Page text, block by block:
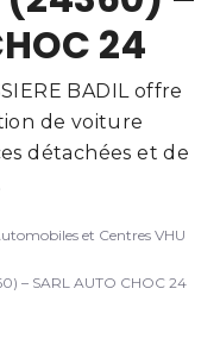
24
BADIL offre
de voiture
détachées et de
et Centres VHU
– SARL AUTO CHOC 24